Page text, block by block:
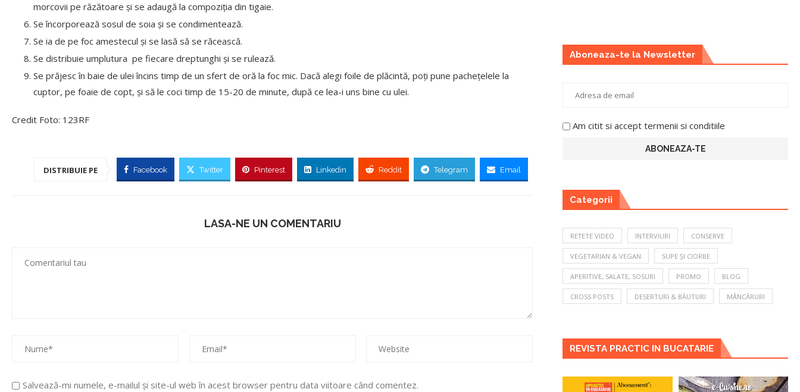
morcovii pe răzătoare și se adaugă la compoziția din tigaie.
Se încorporează sosul de soia și se condimentează.
Se ia de pe foc amestecul și se lasă să se răcească.
Se distribuie umplutura pe fiecare dreptunghi și se rulează.
Se prăjesc în baie de ulei încins timp de un sfert de oră la foc mic. Dacă alegi foile de plăcintă, poți pune pachețelele la
cuptor, pe foaie de copt, și să le coci timp de 15-20 de minute, după ce lea-i uns bine cu ulei.
Credit Foto: 123RF
DISTRIBUIE PE Facebook Twitter Pinterest Linkedin Reddit Telegram Email
LASA-NE UN COMENTARIU
Salvează-mi numele, e-mailul și site-ul web în acest browser pentru data viitoare când comentez.
Aboneaza-te la Newsletter
Am citit si accept termenii si conditiile
Categorii
REȚETE VIDEO INTERVIURI CONSERVE
VEGETARIAN & VEGAN SUPE ȘI CIORBE
APERITIVE, SALATE, SOSURI PROMO BLOG
CROSS POSTS DESERTURI & BĂUTURI MÂNCĂRURI
REVISTA PRACTIC IN BUCATARIE